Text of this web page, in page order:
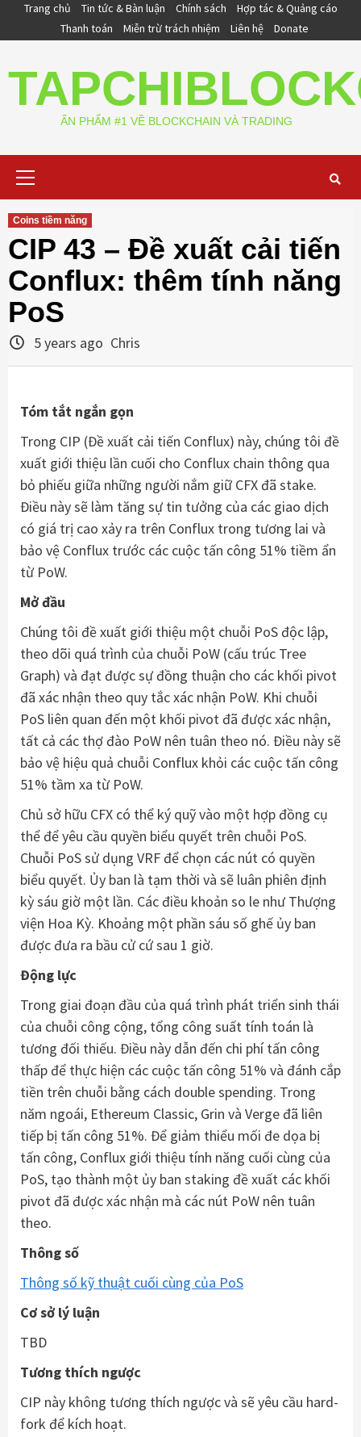
Trang chủ Tin tức & Bàn luận Chính sách
Hợp tác & Quảng cáo
Thanh toán
Miễn trừ trách nhiệm Liên hệ Donate
ẤN PHẨM #1 VỀ BLOCKCHAIN VÀ TRADING
Coins tiềm năng
CIP 43 – Đề xuất cải tiến
Conflux: thêm tính năng
PoS
5 years ago Chris
Tóm tắt ngắn gọn
Trong CIP (Đề xuất cải tiến Conflux) này, chúng tôi đề
xuất giới thiệu lần cuối cho Conflux chain thông qua
bỏ phiếu giữa những người nắm giữ CFX đã stake.
Điều này sẽ làm tăng sự tin tưởng của các giao dịch
có giá trị cao xảy ra trên Conflux trong tương lai và
bảo vệ Conflux trước các cuộc tấn công 51% tiềm ẩn
từ PoW.
Mở đầu
Chúng tôi đề xuất giới thiệu một chuỗi PoS độc lập,
theo dõi quá trình của chuỗi PoW (cấu trúc Tree
Graph) và đạt được sự đồng thuận cho các khối pivot
đã xác nhận theo quy tắc xác nhận PoW. Khi chuỗi
PoS liên quan đến một khối pivot đã được xác nhận,
tất cả các thợ đào PoW nên tuân theo nó. Điều này sẽ
bảo vệ hiệu quả chuỗi Conflux khỏi các cuộc tấn công
51% tầm xa từ PoW.
Chủ sở hữu CFX có thể ký quỹ vào một hợp đồng cụ
thể để yêu cầu quyền biểu quyết trên chuỗi PoS.
Chuỗi PoS sử dụng VRF để chọn các nút có quyền
biểu quyết. Ủy ban là tạm thời và sẽ luân phiên định
kỳ sáu giờ một lần. Các điều khoản so le như Thượng
viện Hoa Kỳ. Khoảng một phần sáu số ghế ủy ban
được đưa ra bầu cử cứ sau 1 giờ.
Động lực
Trong giai đoạn đầu của quá trình phát triển sinh thái
của chuỗi công cộng, tổng công suất tính toán là
tương đối thiếu. Điều này dẫn đến chi phí tấn công
thấp để thực hiện các cuộc tấn công 51% và đánh cắp
tiền trên chuỗi bằng cách double spending. Trong
năm ngoái, Ethereum Classic, Grin và Verge đã liên
tiếp bị tấn công 51%. Để giảm thiểu mối đe dọa bị
tấn công, Conflux giới thiệu tính năng cuối cùng của
PoS, tạo thành một ủy ban staking đề xuất các khối
pivot đã được xác nhận mà các nút PoW nên tuân
theo.
Thông số
Thông số kỹ thuật cuối cùng của PoS
Cơ sở lý luận
TBD
Tương thích ngược
CIP này không tương thích ngược và sẽ yêu cầu hard-
fork để kích hoạt.